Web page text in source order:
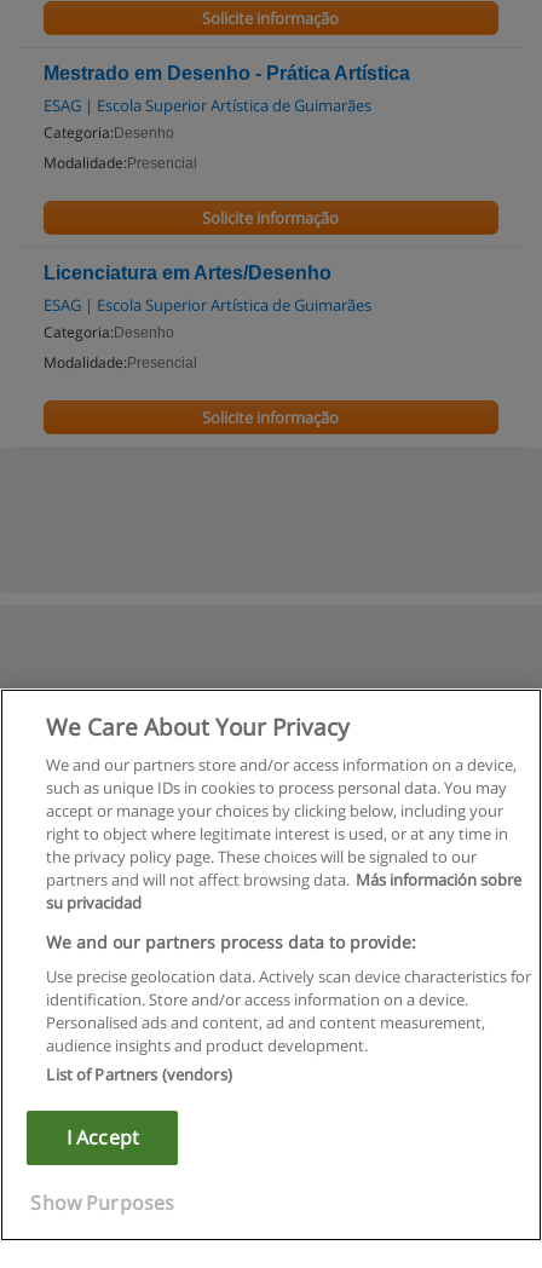
Solicite informação
Mestrado em Desenho - Prática Artística
ESAG | Escola Superior Artística de Guimarães
Categoria: Desenho
Modalidade: Presencial
Solicite informação
Licenciatura em Artes/Desenho
ESAG | Escola Superior Artística de Guimarães
Categoria: Desenho
Modalidade: Presencial
Solicite informação
Regras de uso
Privacidade de dados
Copyright © Educaedu Business S.L. - CIF : B-95610580: -
We Care About Your Privacy
We and our partners store and/or access information on a device,
such as unique IDs in cookies to process personal data. You may
accept or manage your choices by clicking below, including your
right to object where legitimate interest is used, or at any time in
the privacy policy page. These choices will be signaled to our
partners and will not affect browsing data. Más información sobre
su privacidad
We and our partners process data to provide:
Use precise geolocation data. Actively scan device characteristics for
identification. Store and/or access information on a device.
Personalised ads and content, ad and content measurement,
audience insights and product development.
List of Partners (vendors)
I Accept
Show Purposes